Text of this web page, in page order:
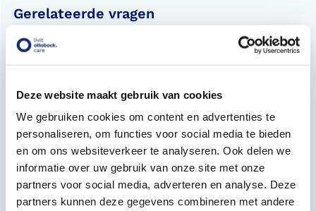
Deze website maakt gebruik van cookies
We gebruiken cookies om content en advertenties te
personaliseren, om functies voor social media te bieden
en om ons websiteverkeer te analyseren. Ook delen we
informatie over uw gebruik van onze site met onze
partners voor social media, adverteren en analyse. Deze
partners kunnen deze gegevens combineren met andere
Gerelateerde vragen
Hoe gaat het maatnemen van verbandschoenen in zijn
Worden mijn verbandschoenen vergoed?
Wat is de levertijd van verbandschoenen?
Hoe kan ik mijn verbandschoenen het beste
onderhouden?
Wanneer kom ik in aanmerking voor nieuwe